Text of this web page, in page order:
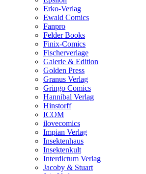
Erko-Verlag
Ewald Comics
Fanpro
Felder Books
Finix-Comics
Fischerverlage
Galerie & Edition
Golden Press
Granus Verlag
Gringo Comics
Hannibal Verlag
Hinstorff
ICOM
ilovecomics
Impian Verlag
Insektenhaus
Insektenkult
Interdictum Verlag
Jacoby & Stuart